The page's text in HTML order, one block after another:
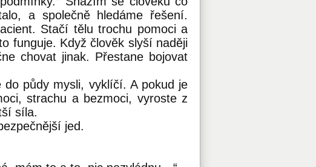
a společně hledáme řešení.
Stačí tělu trochu pomoci a
funguje. Když člověk slyší naději
chovat jinak. Přestane bojovat
půdy mysli, vyklíčí. A pokud je
strachu a bezmoci, vyroste z
síla.
jed.